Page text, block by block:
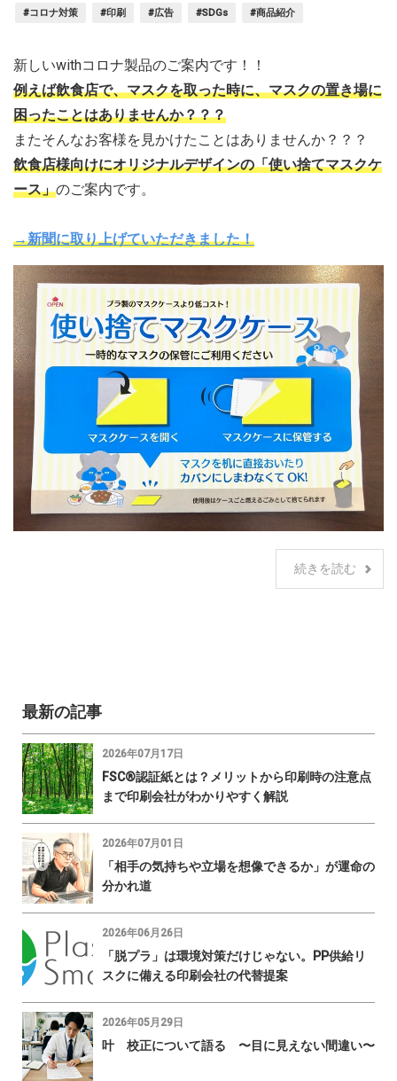
#コロナ対策 #印刷 #広告 #SDGs #商品紹介
新しいwithコロナ製品のご案内です！！
例えば飲食店で、マスクを取った時に、マスクの置き場に
困ったことはありませんか？？？
またそんなお客様を見かけたことはありませんか？？？
飲食店様向けにオリジナルデザインの「使い捨てマスクケ
ース」のご案内です。
→新聞に取り上げていただきました！
続きを読む
最新の記事
2026年07月17日
FSC®認証紙とは？メリットから印刷時の注意点
まで印刷会社がわかりやすく解説
2026年07月01日
「相手の気持ちや立場を想像できるか」が運命の
分かれ道
2026年06月26日
「脱プラ」は環境対策だけじゃない。PP供給リ
スクに備える印刷会社の代替提案
2026年05月29日
叶 校正について語る 〜目に見えない間違い〜